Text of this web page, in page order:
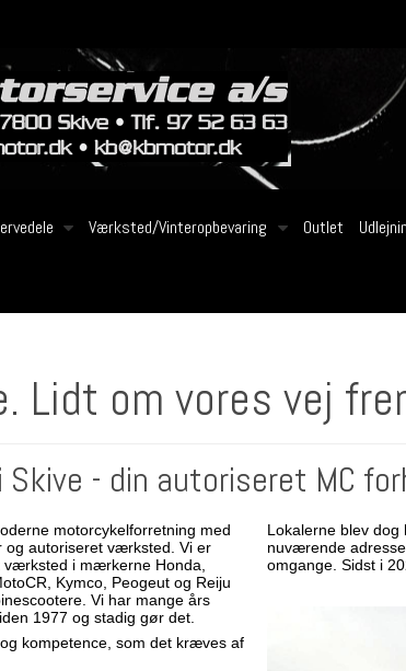
Værksted/Vinteropbevaring Outlet
Lidt om vores vej
Skive - din autoriseret MC
motorcykelforretning med
og autoriseret værksted. Vi er
i mærkerne Honda,
Kymco, Peogeut og Reiju
Vi har mange års
1977 og stadig gør det.
kompetence, som det kræves af
Lokalerne blev dog
nuværende
omgange. Sidst i